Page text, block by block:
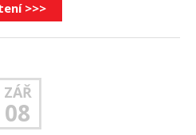
>>>
ZÁŘ
08